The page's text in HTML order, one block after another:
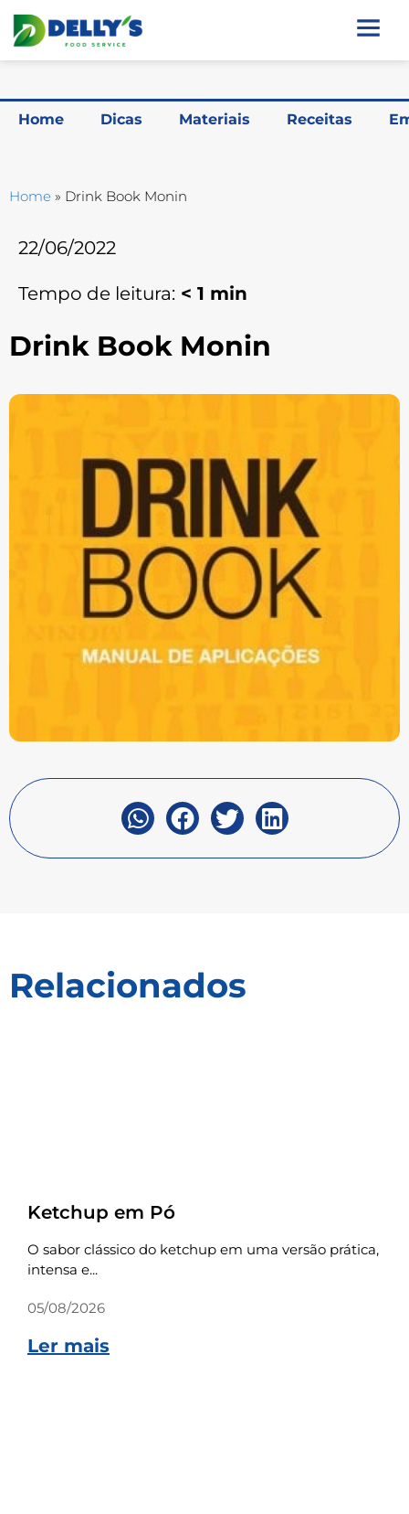
Home Dicas Materiais Receitas
Home » Drink Book Monin
22/06/2022
Tempo de leitura: < 1 min
Drink Book Monin
Relacionados
Ketchup em Pó
O sabor clássico do ketchup em uma versão prática,
intensa e...
05/08/2026
Ler mais